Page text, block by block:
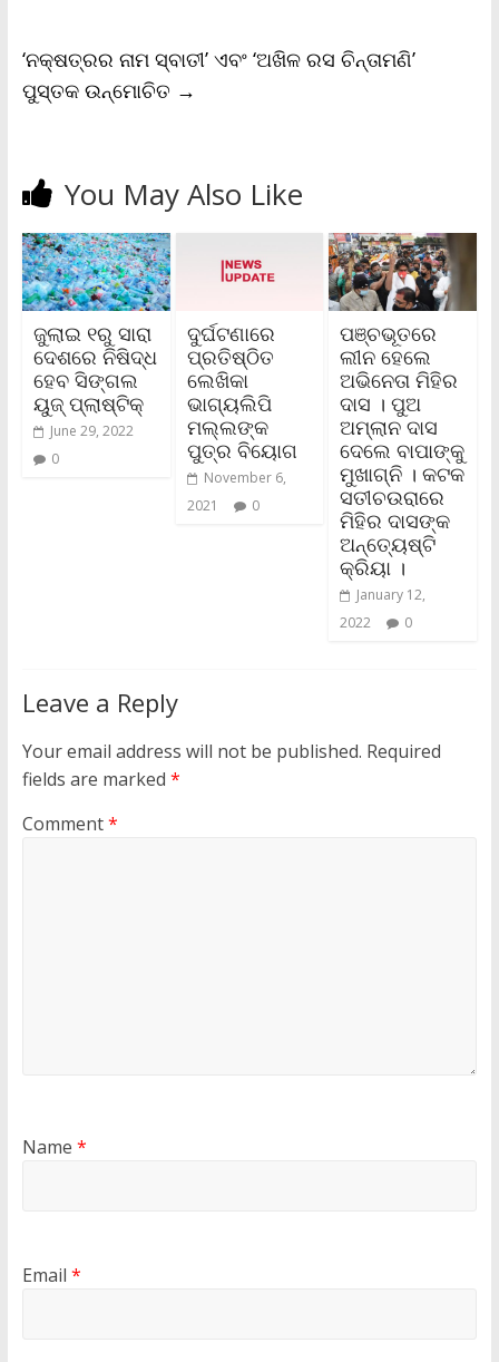
l
‘ନକ୍ଷତ୍ରର ନାମ ସ୍ବାତୀ’ ଏବଂ ‘ଅଖିଳ ରସ ଚିନ୍ତାମଣି’
ପୁସ୍ତକ ଉନ୍ମୋଚିତ →
You May Also Like
ଜୁଲାଇ ୧ରୁ ସାରା
ଦେଶରେ ନିଷିଦ୍ଧ
ହେବ ସିଙ୍ଗଲ
ୟୁଜ୍ ପ୍ଲାଷ୍ଟିକ୍
June 29, 2022
0
ଦୁର୍ଘଟଣାରେ
ପ୍ରତିଷ୍ଠିତ
ଲେଖିକା
ଭାଗ୍ୟଲିପି
ମଲ୍ଲଙ୍କ
ପୁତ୍ର ବିୟୋଗ
November 6,
2021
0
ପଞ୍ଚଭୂତରେ
ଲୀନ ହେଲେ
ଅଭିନେତା ମିହିର
ଦାସ । ପୁଅ
ଅମ୍ଲାନ ଦାସ
ଦେଲେ ବାପାଙ୍କୁ
ମୁଖାଗ୍ନି । କଟକ
ସତୀଚଉରାରେ
ମିହିର ଦାସଙ୍କ
ଅନ୍ତ୍ୟେଷ୍ଟି
କ୍ରିୟା ।
January 12,
2022
0
Leave a Reply
Your email address will not be published. Required
fields are marked *
Comment*
Name *
Email *